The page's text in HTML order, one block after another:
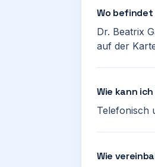
Wo befindet
Dr. Beatrix
auf der
Wie kann
Telefonisch
Wie